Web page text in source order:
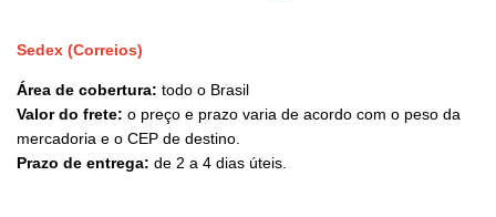
Sedex (Correios)
Área de cobertura: todo o Brasil
Valor do frete: o preço e prazo varia de acordo com o peso da
mercadoria e o CEP de destino.
Prazo de entrega: de 2 a 4 dias úteis.